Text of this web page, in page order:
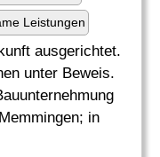
Leistungen
ausgerichtet.
unter Beweis.
in